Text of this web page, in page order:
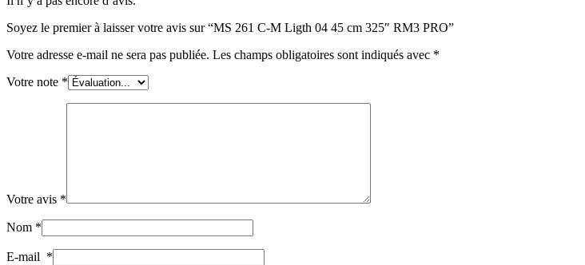
Soyez le premier à laisser votre avis sur “MS 261 C-M Ligth 04 45 cm 325″ RM3 PRO”
Votre adresse e-mail ne sera pas publiée. Les champs obligatoires sont indiqués avec *
Votre note *
Votre avis *
Nom *
E-mail *